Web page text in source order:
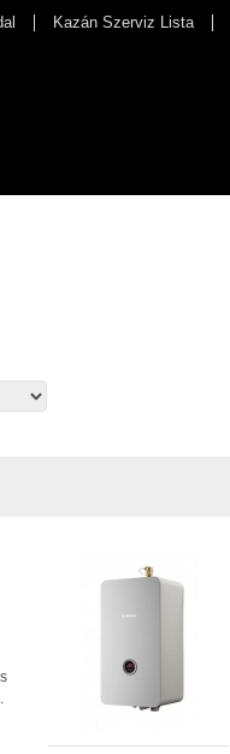
Kazán Szerviz Lista